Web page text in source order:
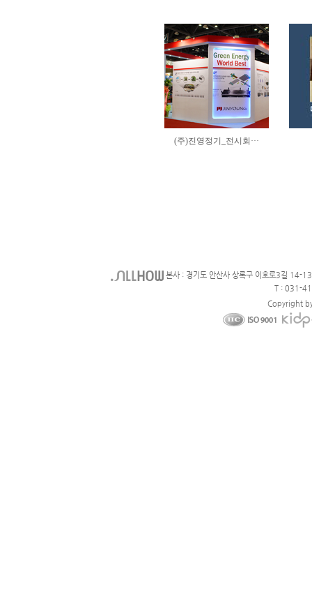
본사 : 경기도 안산사 상록구 이호로3길 14-
T : 031-
Copyright